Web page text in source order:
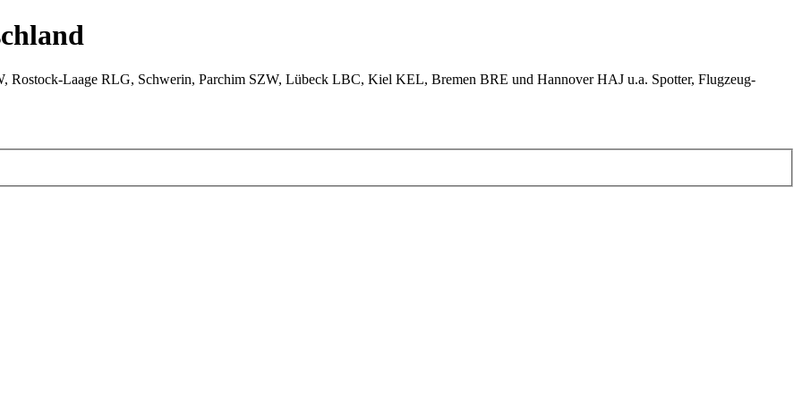
Laage RLG, Schwerin, Parchim SZW, Lübeck LBC, Kiel KEL, Bremen BRE und Hannover HAJ u.a. Spotter, Flugzeug-